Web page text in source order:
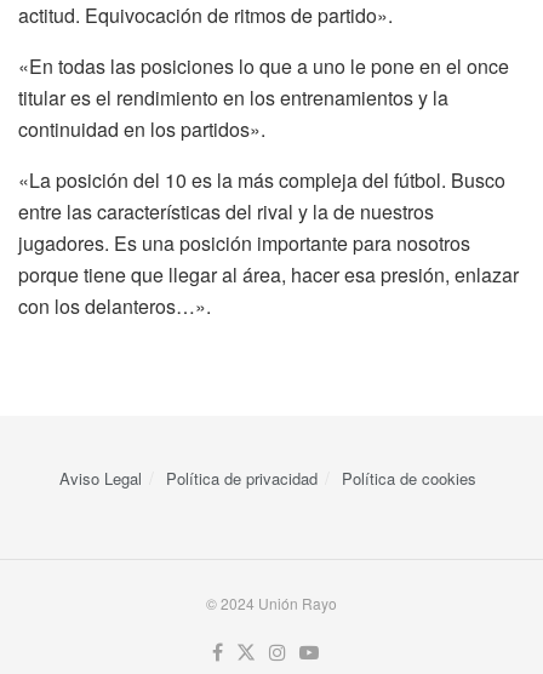
actitud. Equivocación de ritmos de partido».
«En todas las posiciones lo que a uno le pone en el once
titular es el rendimiento en los entrenamientos y la
continuidad en los partidos».
«La posición del 10 es la más compleja del fútbol. Busco
entre las características del rival y la de nuestros
jugadores. Es una posición importante para nosotros
porque tiene que llegar al área, hacer esa presión, enlazar
con los delanteros…».
Aviso Legal Política de privacidad Política de cookies
© 2024 Unión Rayo